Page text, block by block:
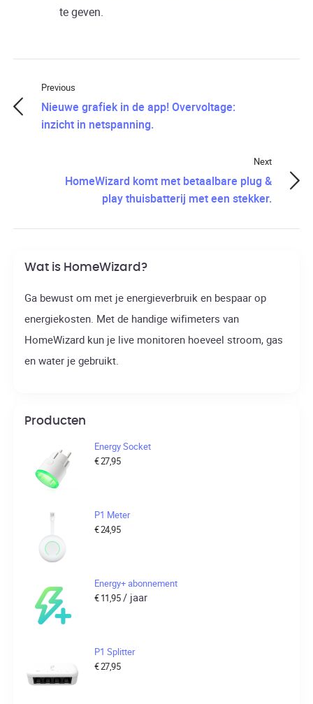
te geven.
Previous
Nieuwe grafiek in de app! Overvoltage:
inzicht in netspanning.
Next
HomeWizard komt met betaalbare plug &
play thuisbatterij met een stekker.
Wat is HomeWizard?
Ga bewust om met je energieverbruik en bespaar op
energiekosten. Met de handige wifimeters van
HomeWizard kun je live monitoren hoeveel stroom, gas
en water je gebruikt.
Producten
Energy Socket
€27,95
P1 Meter
€24,95
Energy+ abonnement
€11,95 / jaar
P1 Splitter
€27,95